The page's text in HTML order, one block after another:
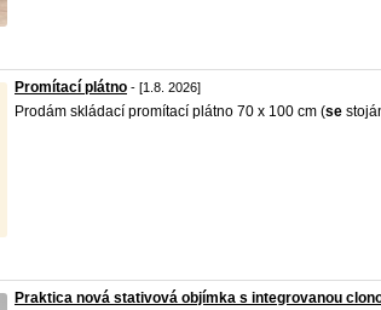
Promítací plátno - [1.8. 2026]
Prodám skládací promítací plátno 70 x 100 cm (se
Praktica nová stativová objímka s integrovanou